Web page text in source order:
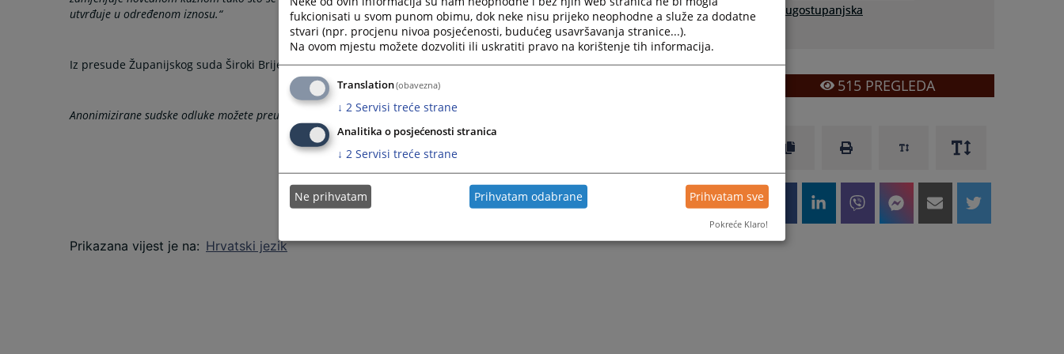
utvrđuje u određenom iznosu.“
Iz presude Županijskog suda Široki Brijeg
Anonimizirane sudske odluke možete preuzeti u odjeljku prateći dokumenti.
Prikazana vijest je na: Hrvatski jezik
drugostupanjska
515PREGLEDA
fukcionisati u svom punom obimu, dok neke nisu prijeko neophodne a služe za dodatne
stvari (npr. procjenu nivoa posjećenosti, budućeg usavršavanja stranice...).
Na ovom mjestu možete dozvoliti ili uskratiti pravo na korištenje tih informacija.
Translation(obavezna)
↓ 2 Servisi treće strane
Analitika o posjećenosti stranica
↓ 2 Servisi treće strane
Ne prihvatam Prihvatam odabrane Prihvatam sve
Pokreće Klaro!